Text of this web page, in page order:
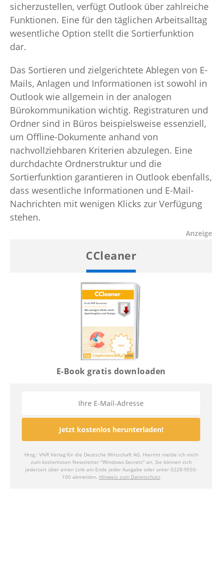
sicherzustellen, verfügt Outlook über zahlreiche
Funktionen. Eine für den täglichen Arbeitsalltag
wesentliche Option stellt die Sortierfunktion
dar.
Das Sortieren und zielgerichtete Ablegen von E-
Mails, Anlagen und Informationen ist sowohl in
Outlook wie allgemein in der analogen
Bürokommunikation wichtig. Registraturen und
Ordner sind in Büros beispielsweise essenziell,
um Offline-Dokumente anhand von
nachvollziehbaren Kriterien abzulegen. Eine
durchdachte Ordnerstruktur und die
Sortierfunktion garantieren in Outlook ebenfalls,
dass wesentliche Informationen und E-Mail-
Nachrichten mit wenigen Klicks zur Verfügung
stehen.